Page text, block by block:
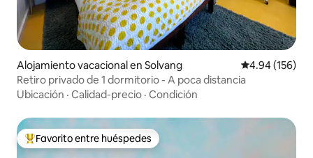
Alojamiento vacacional en Solvang Calificación
4.94 (156)
Retiro privado de 1 dormitorio - A poca distancia
Ubicación · Calidad-precio · Condición
Favorito entre huéspedes preferido
Favorito entre huéspedes